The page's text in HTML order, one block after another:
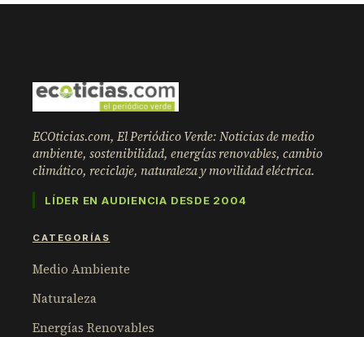
ECOticias.com, El Periódico Verde: Noticias de medio
ambiente, sostenibilidad, energías renovables, cambio
climático, reciclaje, naturaleza y movilidad eléctrica.
LÍDER EN AUDIENCIA DESDE 2004
CATEGORÍAS
Medio Ambiente
Naturaleza
Energías Renovables